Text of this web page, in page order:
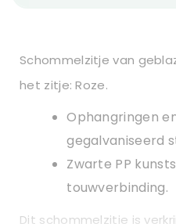
Schommelzitje van
het zitje: Roze.
Ophangringen
gegalvaniseerd
Zwarte PP
touwverbinding.
Dit schommelzitje is